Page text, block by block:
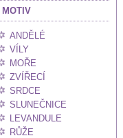
MOTIV
ANDĚLÉ
VÍLY
MOŘE
ZVÍŘECÍ
SRDCE
SLUNEČNICE
LEVANDULE
RŮŽE